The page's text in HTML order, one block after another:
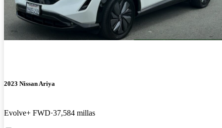
2023 Nissan Ariya
Evolve+ FWD 37,584 millas